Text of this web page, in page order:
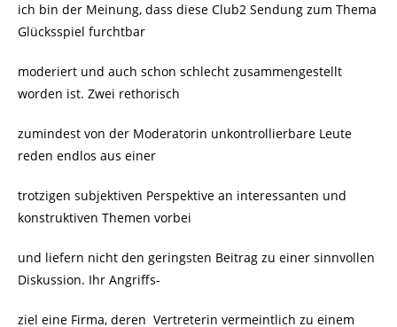
ich bin der Meinung, dass diese Club2 Sendung zum Thema
Glücksspiel furchtbar
moderiert und auch schon schlecht zusammengestellt
worden ist. Zwei rethorisch
zumindest von der Moderatorin unkontrollierbare Leute
reden endlos aus einer
trotzigen subjektiven Perspektive an interessanten und
konstruktiven Themen vorbei
und liefern nicht den geringsten Beitrag zu einer sinnvollen
Diskussion. Ihr Angriffs-
ziel eine Firma, deren Vertreterin vermeintlich zu einem